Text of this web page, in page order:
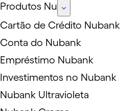
Produtos Nu
Cartão de Crédito Nubank
Conta do Nubank
Empréstimo Nubank
Investimentos no Nubank
Nubank Ultravioleta